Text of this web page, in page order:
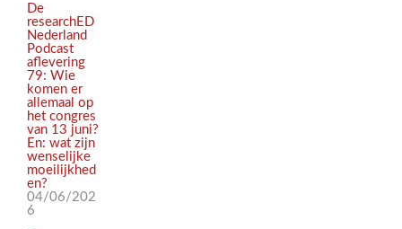
De
researchED
Nederland
Podcast
aflevering
79: Wie
komen er
allemaal op
het congres
van 13 juni?
En: wat zijn
wenselijke
moeilijkhed
en?
04/06/202
6